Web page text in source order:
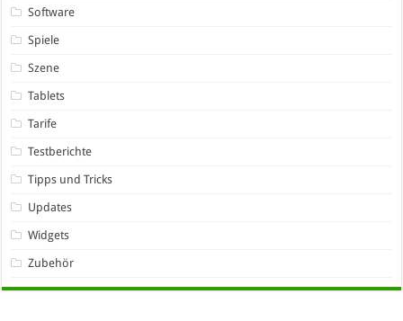
Software
Spiele
Szene
Tablets
Tarife
Testberichte
Tipps und Tricks
Updates
Widgets
Zubehör